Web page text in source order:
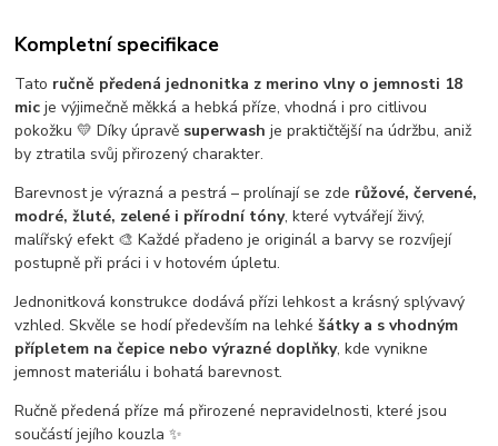
Kompletní specifikace
Tato ručně předená jednonitka z merino vlny o jemnosti 18
mic je výjimečně měkká a hebká příze, vhodná i pro citlivou
pokožku 💛 Díky úpravě superwash je praktičtější na údržbu, aniž
by ztratila svůj přirozený charakter.
Barevnost je výrazná a pestrá – prolínají se zde růžové, červené,
modré, žluté, zelené i přírodní tóny, které vytvářejí živý,
malířský efekt 🎨 Každé přadeno je originál a barvy se rozvíjejí
postupně při práci i v hotovém úpletu.
Jednonitková konstrukce dodává přízi lehkost a krásný splývavý
vzhled. Skvěle se hodí především na lehkéšátky a s vhodným
přípletem na čepice nebo výrazné doplňky, kde vynikne
jemnost materiálu i bohatá barevnost.
Ručně předená příze má přirozené nepravidelnosti, které jsou
součástí jejího kouzla ✨